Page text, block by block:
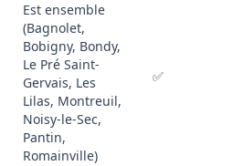
Est ensemble
(Bagnolet,
Bobigny, Bondy,
Le Pré Saint-
Gervais, Les
Lilas, Montreuil,
Noisy-le-Sec,
Pantin,
Romainville)
✅